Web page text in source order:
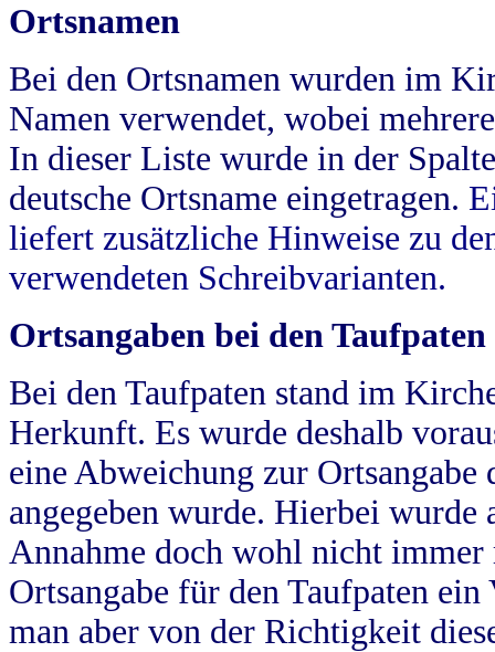
Ortsnamen
Bei den Ortsnamen wurden im
Namen verwendet, wobei
In dieser Liste wurde in der
deutsche Ortsname eingetragen.
liefert zusätzliche Hinweise zu
verwendeten Schreibvarianten.
Ortsangaben bei den Taufpaten
Bei den Taufpaten stand im
Herkunft. Es wurde deshalb
eine Abweichung zur
angegeben wurde. Hierbei wurde
Annahme doch wohl nicht
Ortsangabe für den Taufpaten
man aber von der Richtigkeit